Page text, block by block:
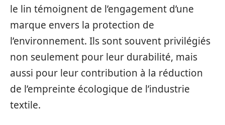
le lin témoignent de l’engagement d’une
marque envers la protection de
l’environnement. Ils sont souvent privilégiés
non seulement pour leur durabilité, mais
aussi pour leur contribution à la réduction
de l’empreinte écologique de l’industrie
textile.